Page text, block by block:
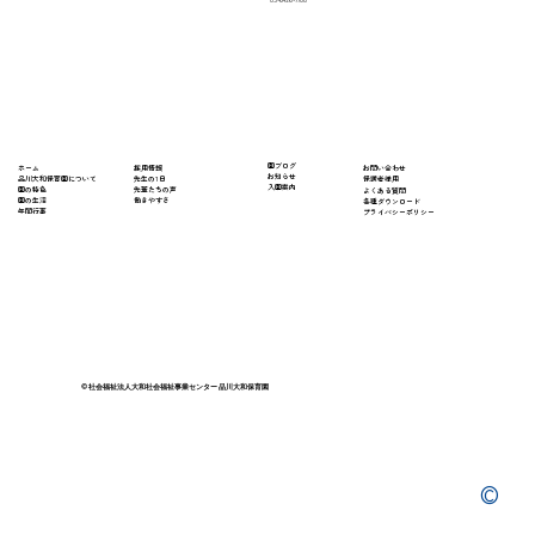
© 社会福祉法人大和社会福祉事業センター 品川大和保育園
​お問い合わせ
保護者様用
よくある質問
​各種ダウンロード
プライバシーポリシー
​園ブログ
お知らせ
入園案内
採用情報
先生の1日
先輩たちの声
働きやすさ
ホーム
​品川大和保育園について
園の特色
園の生活
年間行事
©